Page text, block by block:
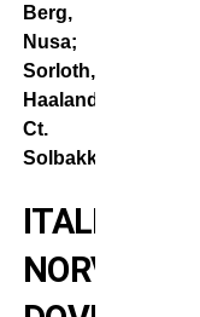
Berg,
Nusa;
Sorloth,
Haaland.
Ct.
Solbakken
ITALIA-
NORVEGIA: